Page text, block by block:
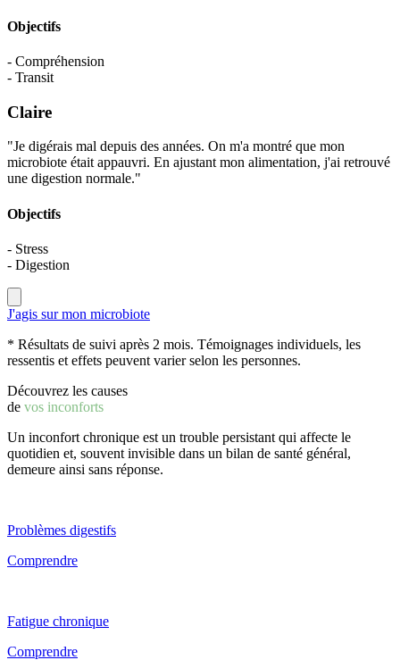
Objectifs
- Compréhension
- Transit
Claire
"Je digérais mal depuis des années. On m'a montré que mon
microbiote était appauvri. En ajustant mon alimentation, j'ai retrouvé
une digestion normale."
Objectifs
- Stress
- Digestion
J'agis sur mon microbiote
* Résultats de suivi après 2 mois. Témoignages individuels, les
ressentis et effets peuvent varier selon les personnes.
Découvrez les causes
de vos inconforts
Un inconfort chronique est un trouble persistant qui affecte le
quotidien et, souvent invisible dans un bilan de santé général,
demeure ainsi sans réponse.
Problèmes digestifs
Comprendre
Fatigue chronique
Comprendre